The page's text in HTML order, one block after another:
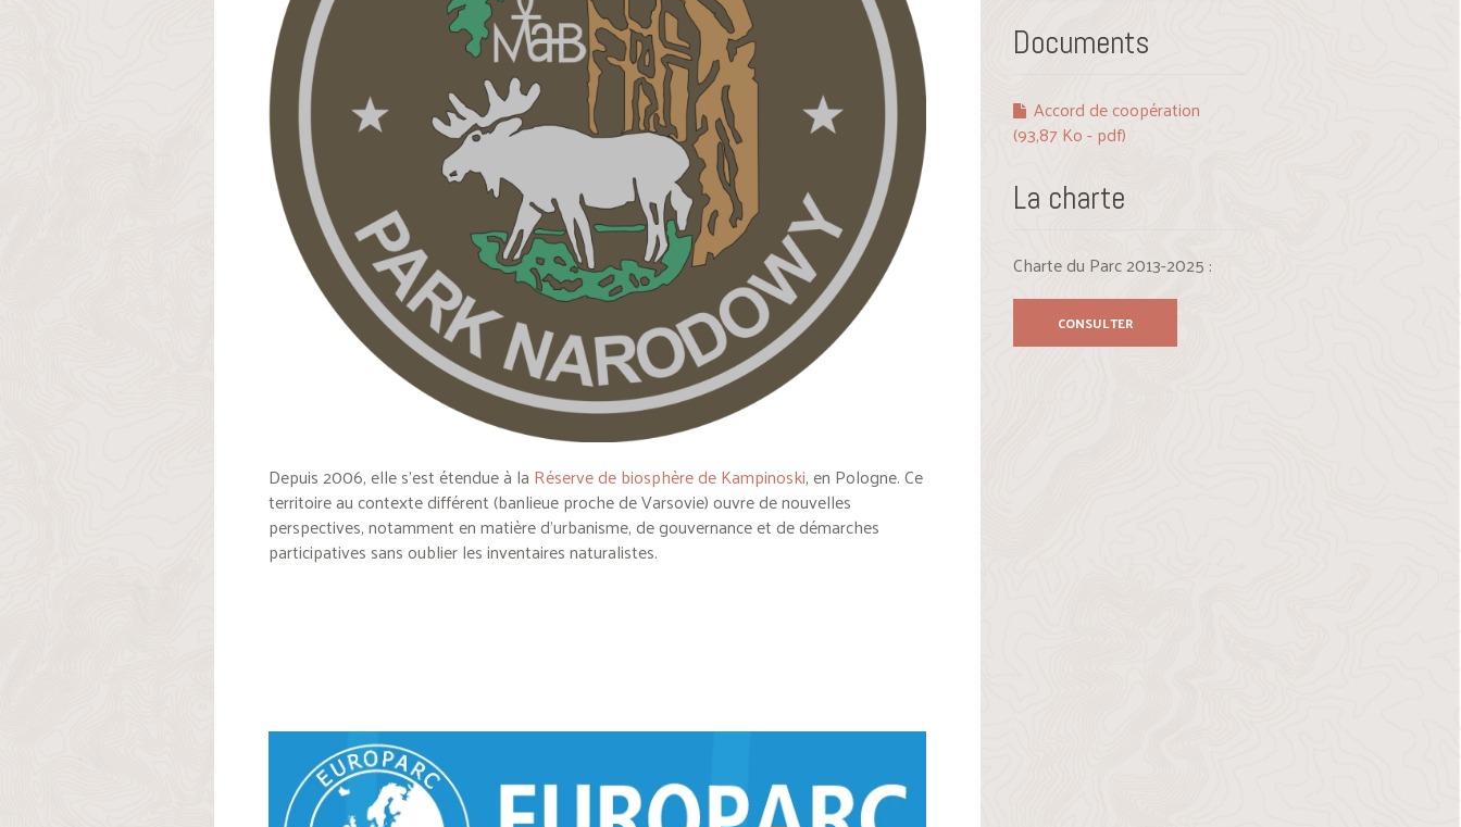
Depuis 2006, elle s’est étendue à la Réserve de biosphère de Kampinoski, en Pologne. Ce
territoire au contexte différent (banlieue proche de Varsovie) ouvre de nouvelles
perspectives, notamment en matière d’urbanisme, de gouvernance et de démarches
participatives sans oublier les inventaires naturalistes.
Documents
Accord de coopération
(93,87 Ko - pdf)
La charte
Charte du Parc 2013-2025 :
CONSULTER